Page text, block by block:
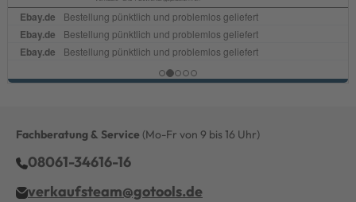
Fachberatung & Service (Mo-Fr von 9 bis 16 Uhr)
08061-34616-16
verkaufsteam@gotools.de